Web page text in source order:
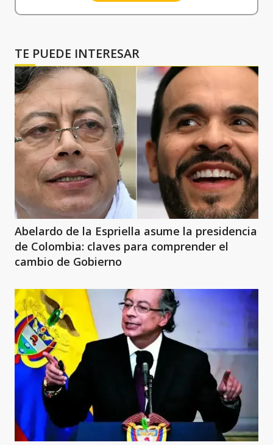
TE PUEDE INTERESAR
Abelardo de la Espriella asume la presidencia
de Colombia: claves para comprender el
cambio de Gobierno